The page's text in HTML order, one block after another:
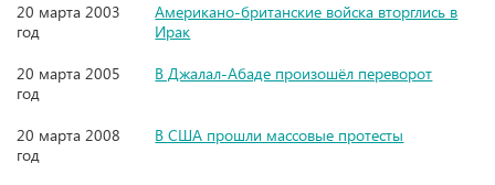
20 марта 2003
год
Американо-британские войска вторглись в
Ирак
20 марта 2005
год
В Джалал-Абаде произошёл переворот
20 марта 2008
год
В США прошли массовые протесты